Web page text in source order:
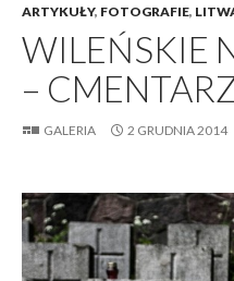
ARTYKUŁY, FOTOGRAFIE,
WILEŃSKIE
–
GALERIA 2 GRUDNIA 2014